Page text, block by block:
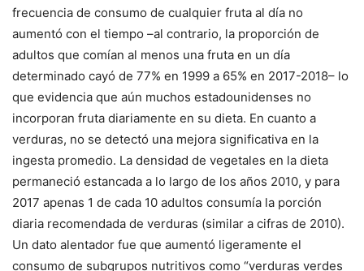
frecuencia de consumo de cualquier fruta al día no
aumentó con el tiempo –al contrario, la proporción de
adultos que comían al menos una fruta en un día
determinado cayó de 77% en 1999 a 65% en 2017-2018– lo
que evidencia que aún muchos estadounidenses no
incorporan fruta diariamente en su dieta. En cuanto a
verduras, no se detectó una mejora significativa en la
ingesta promedio. La densidad de vegetales en la dieta
permaneció estancada a lo largo de los años 2010, y para
2017 apenas 1 de cada 10 adultos consumía la porción
diaria recomendada de verduras (similar a cifras de 2010).
Un dato alentador fue que aumentó ligeramente el
consumo de subgrupos nutritivos como “verduras verdes